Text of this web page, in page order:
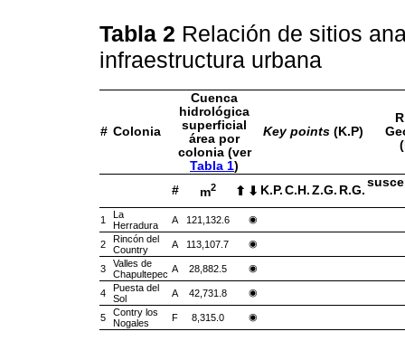
Tabla 2 Relación de sitios
infraestructura urbana
# Colonia
Cuenca
hidrológica
superficial
área por
colonia (ver
Tabla 1)
Key points(K.P)
# m2 ⬆ ⬇ K.P. C.H. Z.G. R.G.
1
La
Herradura
A 121,132.6 ◉
2
Rincón del
Country
A 113,107.7 ◉
3
Valles de
Chapultepec A 28,882.5 ◉
4
Puesta del
Sol
A 42,731.8 ◉
5
Contry los
Nogales
F 8,315.0 ◉